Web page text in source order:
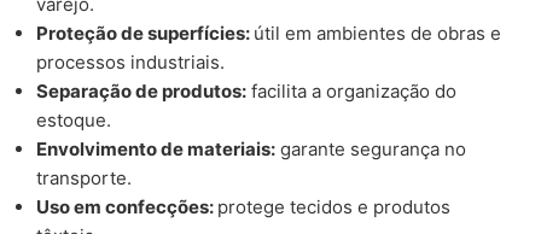
Proteção de superfícies: útil em ambientes de obras e
processos industriais.
Separação de produtos: facilita a organização do
estoque.
Envolvimento de materiais: garante segurança no
transporte.
Uso em confecções: protege tecidos e produtos